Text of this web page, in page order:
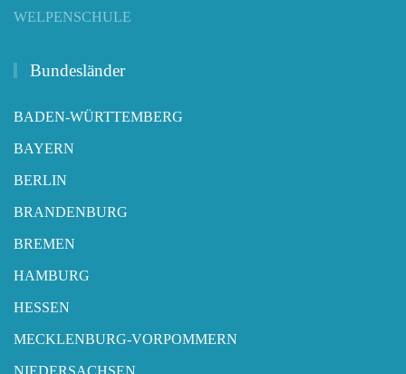
WELPENSCHULE
Bundesländer
BADEN-WÜRTTEMBERG
BAYERN
BERLIN
BRANDENBURG
BREMEN
HAMBURG
HESSEN
MECKLENBURG-VORPOMMERN
NIEDERSACHSEN